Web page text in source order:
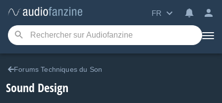
FR
Forums Techniques du Son
Sound Design